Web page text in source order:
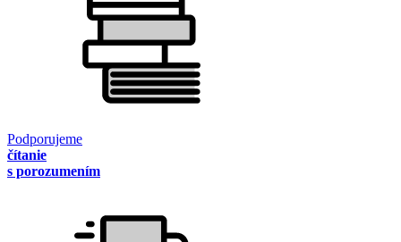
Podporujeme
čítanie
s porozumením